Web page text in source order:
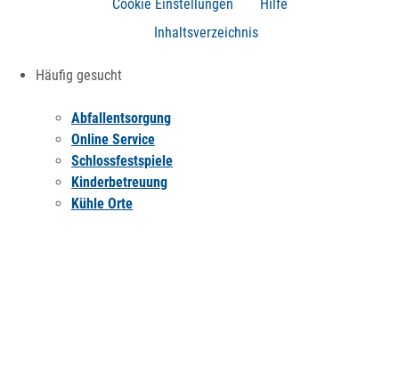
Cookie Einstellungen
Hilfe
Inhaltsverzeichnis
Häufig gesucht
Abfallentsorgung
Online Service
Schlossfestspiele
Kinderbetreuung
Kühle Orte